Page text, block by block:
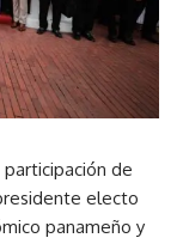
de
electo
panameño y